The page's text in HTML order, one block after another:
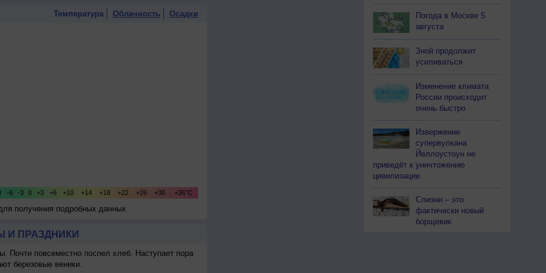
Температура Облачность Осадки
получения подробных данных
И ПРАЗДНИКИ
Почти повсеместно поспел хлеб. Наступает пора
березовые веники.
Погода в Москве 5
августа
Зной продолжит
усиливаться
Изменение климата
России происходит
очень быстро
Извержение
супервулкана
Йеллоустоун не
приведёт к уничтожению
цивилизации
Слизни – это
фактически новый
борщевик